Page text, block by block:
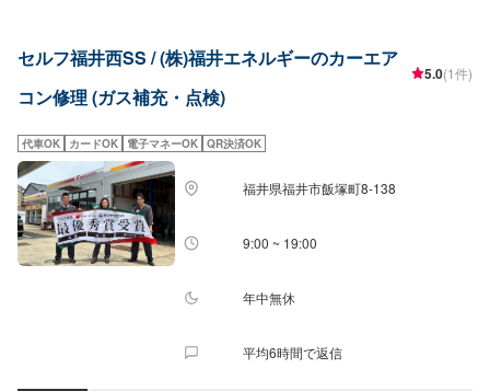
セルフ福井西SS / (株)福井エネルギーのカーエア
コン修理 (ガス補充・点検)
5.0(1件)
代車OK カードOK 電子マネーOK QR決済OK
福井県福井市飯塚町8-138
9:00 ~ 19:00
年中無休
平均6時間で返信